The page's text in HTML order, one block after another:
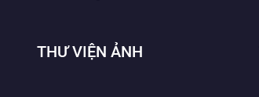
THƯ VIỆN ẢNH